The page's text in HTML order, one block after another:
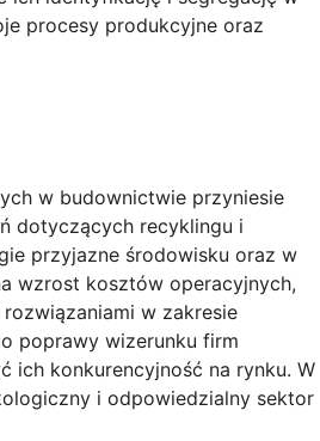
procesy produkcyjne oraz
w budownictwie przyniesie
dotyczących recyklingu i
przyjazne środowisku oraz w
wzrost kosztów operacyjnych,
w zakresie
poprawy wizerunku firm
ich konkurencyjność na rynku. W
i odpowiedzialny sektor